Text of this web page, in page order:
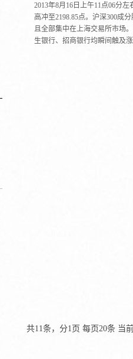
2013年8月16日上午11点06分
高冲至2198.85点。沪深300成
且全部集中在上海交易所市场
生银行、招商银行均瞬间触及
共11条，分1页 每页20条 当